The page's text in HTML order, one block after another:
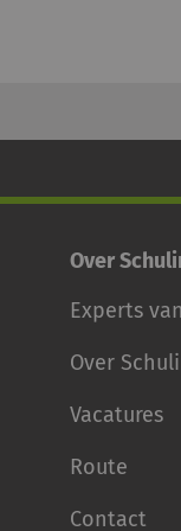
Over
Experts
Over
Vacatures
Route
Contact